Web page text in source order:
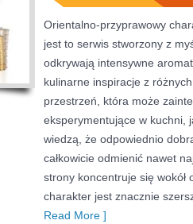
Orientalno-przyprawowy
jest to serwis stworzony z
odkrywają intensywne
kulinarne inspiracje z
przestrzeń, która może
eksperymentujące w kuchni,
wiedzą, że odpowiednio
całkowicie odmienić nawet
strony koncentruje się wokół
charakter jest znacznie
Read More ]